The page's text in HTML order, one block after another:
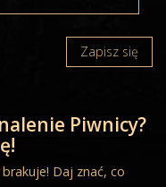
Zapisz się
Piwnicy?
Daj znać, co